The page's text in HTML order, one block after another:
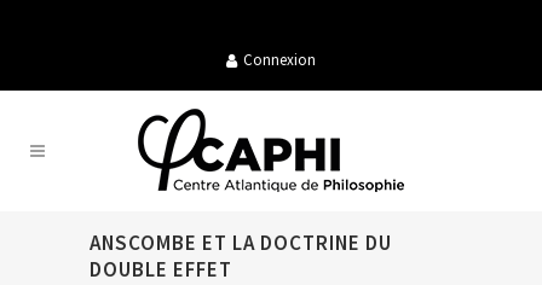
Connexion
ANSCOMBE ET LA DOCTRINE DU
DOUBLE EFFET